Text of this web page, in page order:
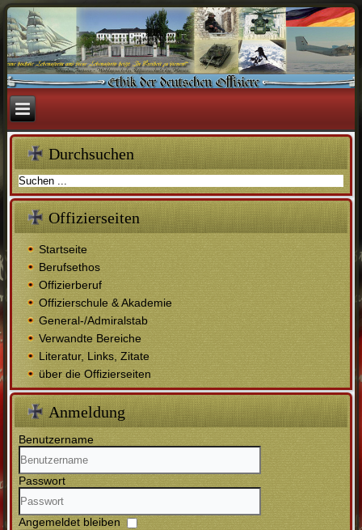
Durchsuchen
Offizierseiten
Startseite
Berufsethos
Offizierberuf
Offizierschule & Akademie
General-/Admiralstab
Verwandte Bereiche
Literatur, Links, Zitate
über die Offizierseiten
Anmeldung
Benutzername
Passwort
Angemeldet bleiben